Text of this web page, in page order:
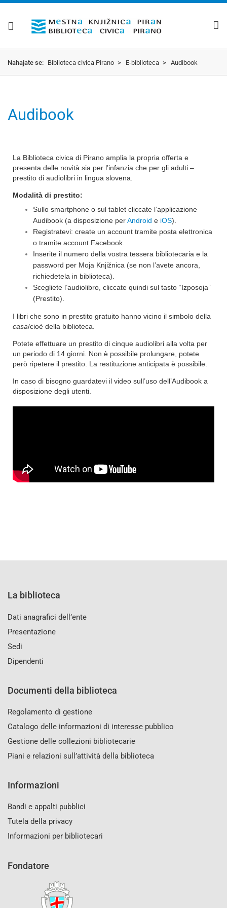
Nahajate se: Biblioteca civica Pirano > E-biblioteca > Audibook
Audibook
La Biblioteca civica di Pirano amplia la propria offerta e
presenta delle novità sia per l’infanzia che per gli adulti –
prestito di audiolibri in lingua slovena.
Modalità di prestito:
Sullo smartphone o sul tablet cliccate l’applicazione
Audibook (a disposizione perAndroid e iOS).
Registratevi: create un account tramite posta elettronica
o tramite account Facebook.
Inserite il numero della vostra tessera bibliotecaria e la
password per Moja Knjižnica (se non l’avete ancora,
richiedetela in biblioteca).
Scegliete l’audiolibro, cliccate quindi sul tasto “Izposoja”
(Prestito).
I libri che sono in prestito gratuito hanno vicino il simbolo della
casa/cioè della biblioteca.
Potete effettuare un prestito di cinque audiolibri alla volta per
un periodo di 14 giorni. Non è possibile prolungare, potete
però ripetere il prestito. La restituzione anticipata è possibile.
In caso di bisogno guardatevi il video sull’uso dell’Audibook a
disposizione degli utenti.
La biblioteca
Dati anagrafici dell’ente
Presentazione
Sedi
Dipendenti
Documenti della biblioteca
Regolamento di gestione
Catalogo delle informazioni di interesse pubblico
Gestione delle collezioni bibliotecarie
Piani e relazioni sull’attività della biblioteca
Informazioni
Bandi e appalti pubblici
Tutela della privacy
Informazioni per bibliotecari
Fondatore